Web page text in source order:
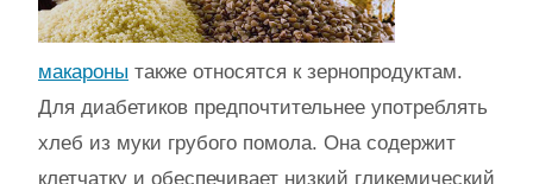
макароны также относятся к зернопродуктам.
Для диабетиков предпочтительнее употреблять
хлеб из муки грубого помола. Она содержит
клетчатку и обеспечивает низкий гликемический